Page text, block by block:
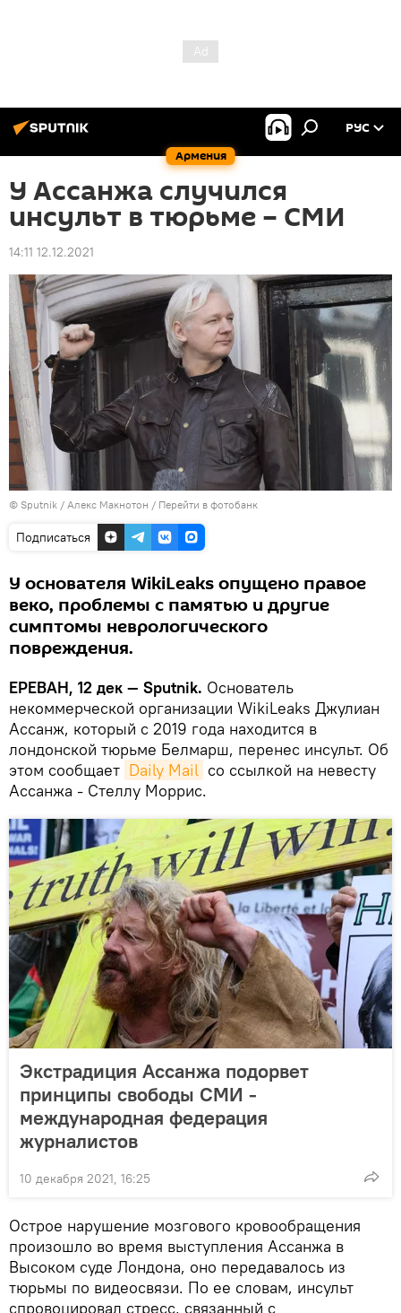
Армения
РУС
У Ассанжа случился
инсульт в тюрьме – СМИ
14:11 12.12.2021
© Sputnik / Алекс Макнотон / Перейти в фотобанк
Подписаться
У основателя WikiLeaks опущено правое
веко, проблемы с памятью и другие
симптомы неврологического
повреждения.
ЕРЕВАН, 12 дек — Sputnik. Основатель
некоммерческой организации WikiLeaks Джулиан
Ассанж, который с 2019 года находится в
лондонской тюрьме Белмарш, перенес инсульт. Об
этом сообщает Daily Mail со ссылкой на невесту
Ассанжа - Стеллу Моррис.
Экстрадиция Ассанжа подорвет
принципы свободы СМИ -
международная федерация
журналистов
10 декабря 2021, 16:25
Острое нарушение мозгового кровообращения
произошло во время выступления Ассанжа в
Высоком суде Лондона, оно передавалось из
тюрьмы по видеосвязи. По ее словам, инсульт
спровоцировал стресс, связанный с